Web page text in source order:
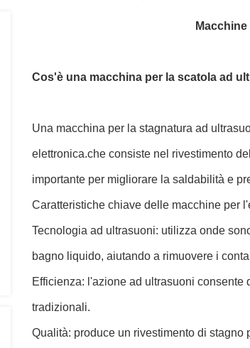
Cos'è una macchina per la scatola ad
Una macchina per la stagnatura ad
elettronica.che consiste nel rivestimento
importante per migliorare la saldabilità e
Caratteristiche chiave delle macchine per
Tecnologia ad ultrasuoni: utilizza onde
bagno liquido, aiutando a rimuovere i
Efficienza: l'azione ad ultrasuoni
tradizionali.
Qualità: produce un rivestimento di